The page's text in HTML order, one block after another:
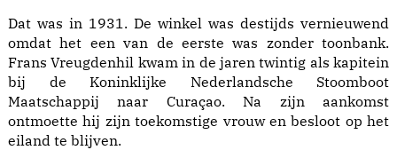
Dat was in 1931. De winkel was destijds vernieuwend
omdat het een van de eerste was zonder toonbank.
Frans Vreugdenhil kwam in de jaren twintig als kapitein
bij de Koninklijke Nederlandsche Stoomboot
Maatschappij naar Curaçao. Na zijn aankomst
ontmoette hij zijn toekomstige vrouw en besloot op het
eiland te blijven.